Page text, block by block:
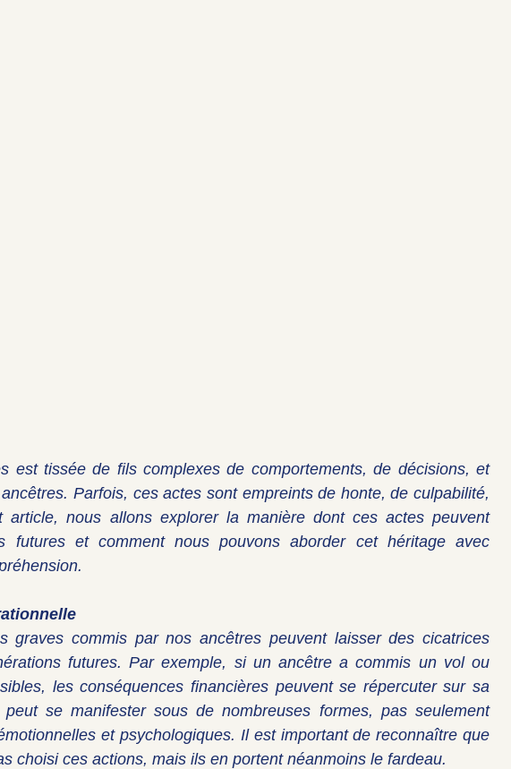
est tissée de fils complexes de comportements, de décisions, et
Parfois, ces actes sont empreints de honte, de culpabilité,
nous allons explorer la manière dont ces actes peuvent
futures et comment nous pouvons aborder cet héritage avec
graves commis par nos ancêtres peuvent laisser des cicatrices
futures. Par exemple, si un ancêtre a commis un vol ou
les conséquences financières peuvent se répercuter sur sa
se manifester sous de nombreuses formes, pas seulement
et psychologiques. Il est important de reconnaître que
choisi ces actions, mais ils en portent néanmoins le fardeau.